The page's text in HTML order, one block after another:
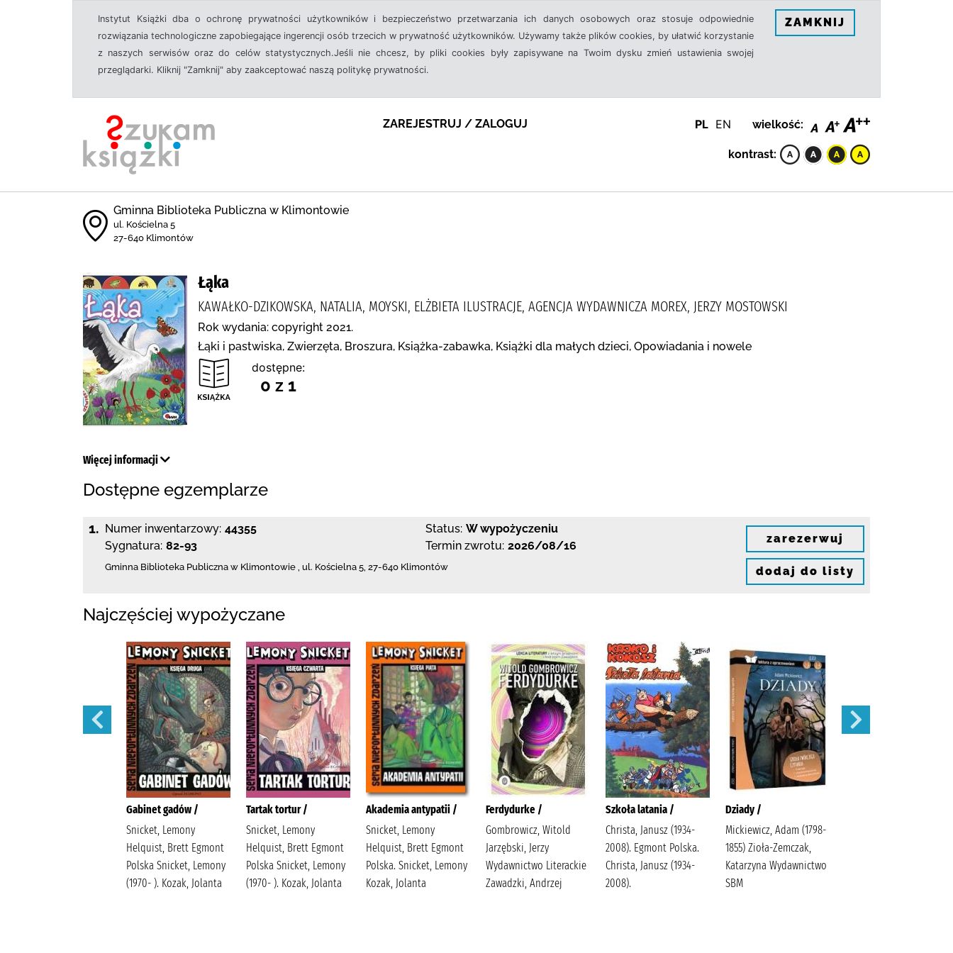
Instytut Książki dba o ochronę prywatności użytkowników i bezpieczeństwo przetwarzania ich danych osobowych oraz stosuje odpowiednie
rozwiązania technologiczne zapobiegające ingerencji osób trzecich w prywatność użytkowników. Używamy także plików cookies, by ułatwić korzystanie
z naszych serwisów oraz do celów statystycznych.Jeśli nie chcesz, by pliki cookies były zapisywane na Twoim dysku zmień ustawienia swojej
przeglądarki. Kliknij "Zamknij" aby zaakceptować naszą politykę prywatności.
ZAMKNIJ
ZAREJESTRUJ / ZALOGUJ PL EN wielkość:
kontrast:
Gminna Biblioteka Publiczna w Klimontowie
ul. Kościelna 5
27-640 Klimontów
Łąka
KAWAŁKO-DZIKOWSKA, NATALIA, MOYSKI, ELŻBIETA ILUSTRACJE, AGENCJA WYDAWNICZA MOREX, JERZY MOSTOWSKI
Rok wydania: copyright 2021.
Łąki i pastwiska, Zwierzęta, Broszura, Książka-zabawka, Książki dla małych dzieci, Opowiadania i nowele
dostępne:
0 z 1
Więcej informacji
Dostępne egzemplarze
1. Numer inwentarzowy: 44355
Sygnatura: 82-93
Status: W wypożyczeniu
Termin zwrotu: 2026/08/16
Gminna Biblioteka Publiczna w Klimontowie , ul. Kościelna 5, 27-640 Klimontów
zarezerwuj
dodaj do listy
Najczęściej wypożyczane
Gabinet gadów /
Snicket, Lemony
Helquist, Brett Egmont
Polska Snicket, Lemony
(1970- ). Kozak, Jolanta
Tartak tortur /
Snicket, Lemony
Helquist, Brett Egmont
Polska Snicket, Lemony
(1970- ). Kozak, Jolanta
Akademia antypatii /
Snicket, Lemony
Helquist, Brett Egmont
Polska. Snicket, Lemony
Kozak, Jolanta
Ferdydurke /
Gombrowicz, Witold
Jarzębski, Jerzy
Wydawnictwo Literackie
Zawadzki, Andrzej
Szkoła latania /
Christa, Janusz (1934-
2008). Egmont Polska.
Christa, Janusz (1934-
2008).
Dziady /
Mickiewicz, Adam (1798-
1855) Zioła-Zemczak,
Katarzyna Wydawnictwo
SBM